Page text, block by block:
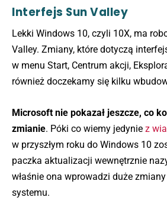
Interfejs Sun Valley
Lekki Windows 10, czyli 10X, ma
Valley. Zmiany, które dotyczą
w menu Start, Centrum akcji,
również doczekamy się kilku
Microsoft nie pokazał jeszcze, co
zmianie. Póki co wiemy jedynie z
w przyszłym roku do Windows 10
paczka aktualizacji wewnętrznie
właśnie ona wprowadzi duże
systemu.